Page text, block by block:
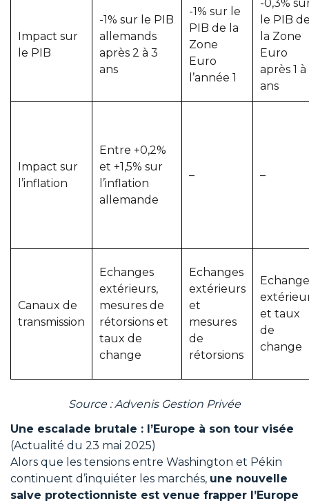
Impact sur
le PIB
-1% sur le PIB
allemands
après 2 à 3
ans
-1% sur le
PIB de la
Zone
Euro
l’année 1
-0,3%
le PIB
la Zone
Euro
après 1 à
ans
Impact sur
l’inflation
Entre +0,2%
et +1,5% sur
l’inflation
allemande
– –
Canaux de
transmission
Echanges
extérieurs,
mesures de
rétorsions et
taux de
change
Echanges
extérieurs
et
mesures
de
rétorsions
et taux
de
change
Source : Advenis Gestion Privée
Une escalade brutale : l’Europe à son tour visée
(Actualité du 23 mai 2025)
Alors que les tensions entre Washington et Pékin
continuent d’inquiéter les marchés, une nouvelle
salve protectionniste est venue frapper l’Europe